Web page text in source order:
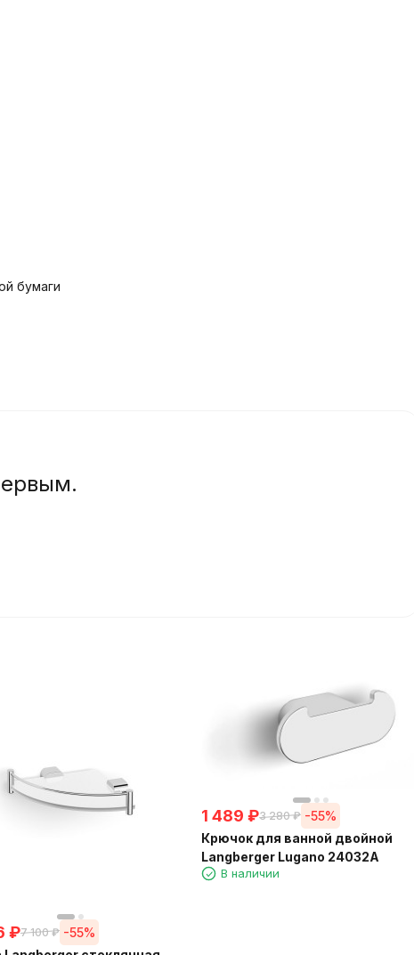
бумаги
₽7 100 ₽ -55%
1 489 ₽3 280 ₽ -55%
Крючок для ванной двойной
Langberger Lugano 24032A
В наличии